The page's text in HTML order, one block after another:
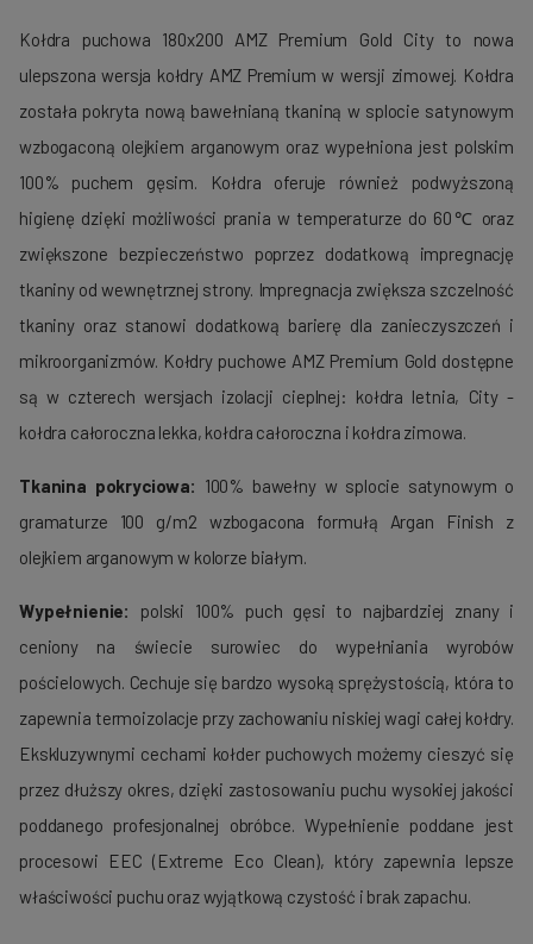
Kołdra puchowa 180x200 AMZ Premium Gold City to nowa
ulepszona wersja kołdry AMZ Premium w wersji zimowej. Kołdra
została pokryta nową bawełnianą tkaniną w splocie satynowym
wzbogaconą olejkiem arganowym oraz wypełniona jest polskim
100% puchem gęsim. Kołdra oferuje również podwyższoną
higienę dzięki możliwości prania w temperaturze do 60℃ oraz
zwiększone bezpieczeństwo poprzez dodatkową impregnację
tkaniny od wewnętrznej strony. Impregnacja zwiększa szczelność
tkaniny oraz stanowi dodatkową barierę dla zanieczyszczeń i
mikroorganizmów. Kołdry puchowe AMZ Premium Gold dostępne
są w czterech wersjach izolacji cieplnej: kołdra letnia, City -
kołdra całoroczna lekka, kołdra całoroczna i kołdra zimowa.
Tkanina pokryciowa: 100% bawełny w splocie satynowym o
gramaturze 100 g/m2 wzbogacona formułą Argan Finish z
olejkiem arganowym w kolorze białym.
Wypełnienie:
polski 100% puch gęsi to najbardziej znany i
ceniony na świecie surowiec do wypełniania wyrobów
pościelowych. Cechuje się bardzo wysoką sprężystością, która to
zapewnia termoizolacje przy zachowaniu niskiej wagi całej kołdry.
Ekskluzywnymi cechami kołder puchowych możemy cieszyć się
przez dłuższy okres, dzięki zastosowaniu puchu wysokiej jakości
poddanego profesjonalnej obróbce. Wypełnienie poddane jest
procesowi EEC (Extreme Eco Clean), który zapewnia lepsze
właściwości puchu oraz wyjątkową czystość i brak zapachu.